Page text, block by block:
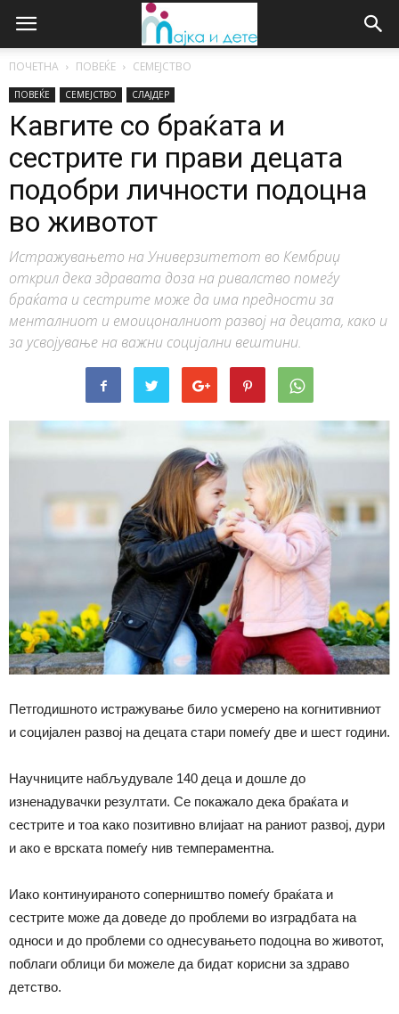
ПОЧЕТНА ПОВЕЌЕ СЕМЕЈСТВО
ПОВЕЌЕ СЕМЕЈСТВО СЛАЈДЕР
Кавгите со браќата и
сестрите ги прави децата
подобри личности подоцна
во животот
Истражувањето на Универзитетот во Кембриџ
открил дека здравата доза на ривалство помеѓу
браќата и сестрите може да има предности за
менталниот и емоицоналниот развој на децата, како и
за усвојување на важни социјални вештини.
Петгодишното истражување било усмерено на когнитивниот
и социјален развој на децата стари помеѓу две и шест години.
Научниците набљудувале 140 деца и дошле до
изненадувачки резултати. Се покажало дека браќата и
сестрите и тоа како позитивно влијаат на раниот развој, дури
и ако е врската помеѓу нив темпераментна.
Иако континуираното соперништво помеѓу браќата и
сестрите може да доведе до проблеми во изградбата на
односи и до проблеми со однесувањето подоцна во животот,
поблаги облици би можеле да бидат корисни за здраво
детство.